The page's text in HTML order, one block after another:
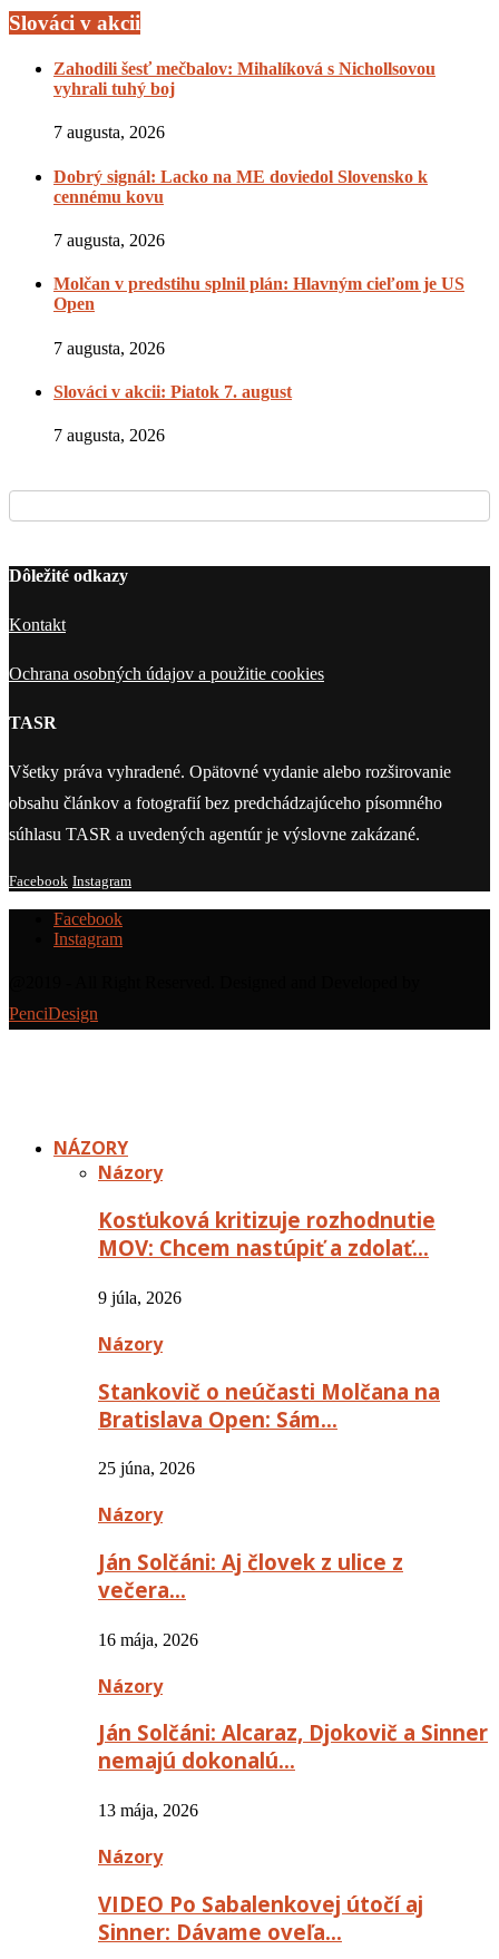
Slováci v akcii
Zahodili šesť mečbalov: Mihalíková s Nichollsovou
vyhrali tuhý boj
7 augusta, 2026
Dobrý signál: Lacko na ME doviedol Slovensko k
cennému kovu
7 augusta, 2026
Molčan v predstihu splnil plán: Hlavným cieľom je US
Open
7 augusta, 2026
Slováci v akcii: Piatok 7. august
7 augusta, 2026
Dôležité odkazy
Kontakt
Ochrana osobných údajov a použitie cookies
TASR
Všetky práva vyhradené. Opätovné vydanie alebo rozširovanie
obsahu článkov a fotografií bez predchádzajúceho písomného
súhlasu TASR a uvedených agentúr je výslovne zakázané.
Facebook Instagram
Facebook
Instagram
PenciDesign
NÁZORY
Názory
Kosťuková kritizuje rozhodnutie
MOV: Chcem nastúpiť a zdolať…
9 júla, 2026
Názory
Stankovič o neúčasti Molčana na
Bratislava Open: Sám…
25 júna, 2026
Názory
Ján Solčáni: Aj človek z ulice z
večera…
16 mája, 2026
Názory
Ján Solčáni: Alcaraz, Djokovič a Sinner
nemajú dokonalú…
13 mája, 2026
Názory
VIDEO Po Sabalenkovej útočí aj
Sinner: Dávame oveľa…